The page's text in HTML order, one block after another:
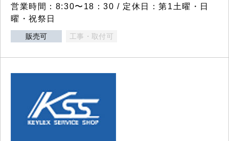
営業時間：8:30〜18：30 / 定休日：第1土曜・日
曜・祝祭日
販売可 工事・取付可